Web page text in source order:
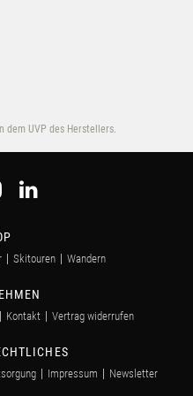
dem UVP des Herstellers.
Skitouren Wandern
Kontakt Vertrag widerrufen
Impressum Newsletter